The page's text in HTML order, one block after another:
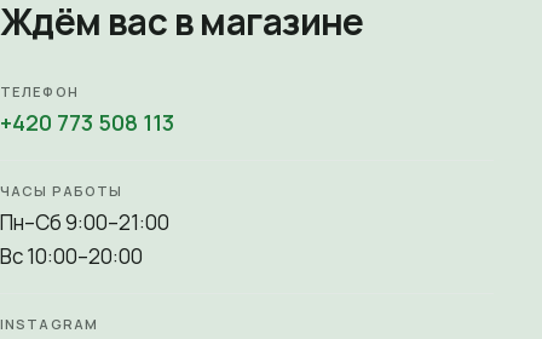
Ждём вас в магазине
ТЕЛЕФОН
+420 773 508 113
ЧАСЫ РАБОТЫ
Пн–Сб 9:00–21:00
Вс 10:00–20:00
INSTAGRAM